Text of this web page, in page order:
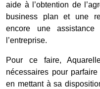
aide à l’obtention de
business plan et une
encore une
l’entreprise.
Pour ce faire,
nécessaires pour
en mettant à sa